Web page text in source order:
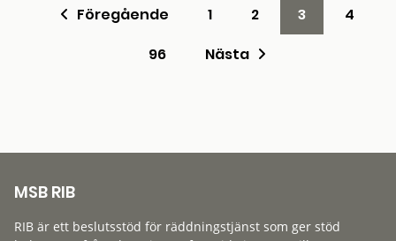
Föregående 1 2 3
4
96
Nästa
MSB RIB
RIB är ett beslutsstöd för räddningstjänst som ger stöd